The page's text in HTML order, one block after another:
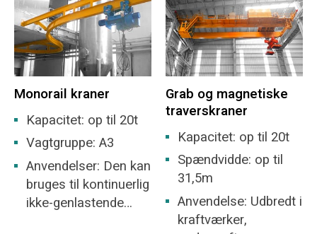
Monorail kraner
Kapacitet: op til 20t
Vagtgruppe: A3
Anvendelser: Den kan
bruges til kontinuerlig
ikke-genlastende
Grab og magnetiske
traverskraner
Kapacitet: op til 20t
Spændvidde: op til
31,5m
Anvendelse: Udbredt i
kraftværker,